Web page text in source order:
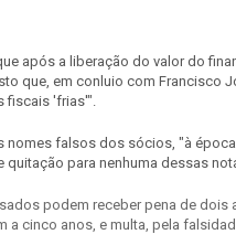
após a liberação do valor do
que, em conluio com Francisco
fiscais 'frias'".
nomes falsos dos sócios, "à
quitação para nenhuma dessas
podem receber pena de dois
a cinco anos, e multa, pela